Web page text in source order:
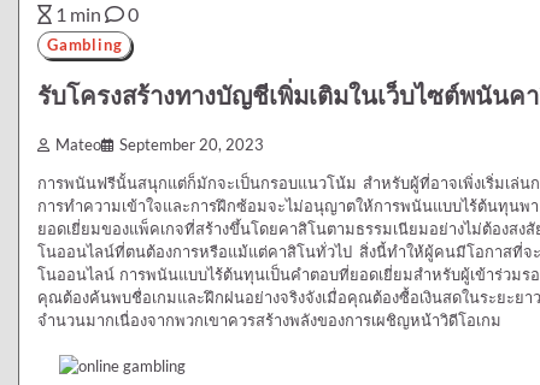
1 min 0
Gambling
รับโครงสร้างทางบัญชีเพิ่มเติมในเว็บไซต์พนันค
Mateo September 20, 2023
การพนันฟรีนั้นสนุกแต่ก็มักจะเป็นกรอบแนวโน้ม สำหรับผู้ที่อาจเพิ่งเริ่มเล่น
การทำความเข้าใจและการฝึกซ้อมจะไม่อนุญาตให้การพนันแบบไร้ต้นทุน
ยอดเยี่ยมของแพ็คเกจที่สร้างขึ้นโดยคาสิโนตามธรรมเนียมอย่างไม่ต้องส
โนออนไลน์ที่ตนต้องการหรือแม้แต่คาสิโนทั่วไป สิ่งนี้ทำให้ผู้คนมีโอกาสที่จ
โนออนไลน์ การพนันแบบไร้ต้นทุนเป็นคำตอบที่ยอดเยี่ยมสำหรับผู้เข้าร่วมร
คุณต้องค้นพบชื่อเกมและฝึกฝนอย่างจริงจังเมื่อคุณต้องซื้อเงินสดในระยะ
จำนวนมากเนื่องจากพวกเขาควรสร้างพลังของการเผชิญหน้าวิดีโอเกม